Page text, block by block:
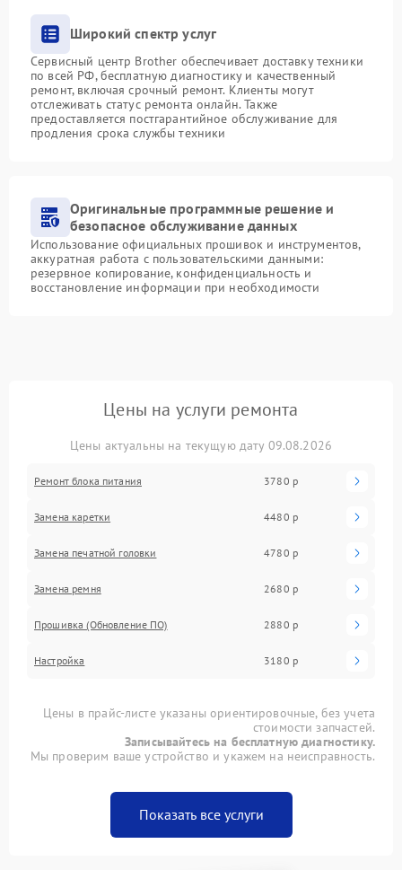
Широкий спектр услуг
Сервисный центр Brother обеспечивает доставку техники
по всей РФ, бесплатную диагностику и качественный
ремонт, включая срочный ремонт. Клиенты могут
отслеживать статус ремонта онлайн. Также
предоставляется постгарантийное обслуживание для
продления срока службы техники
Оригинальные программные решение и
безопасное обслуживание данных
Использование официальных прошивок и инструментов,
аккуратная работа с пользовательскими данными:
резервное копирование, конфиденциальность и
восстановление информации при необходимости
Цены на услуги ремонта
Цены актуальны на текущую дату 09.08.2026
Ремонт блока питания 3780 р
Замена каретки 4480 р
Замена печатной головки 4780 р
Замена ремня 2680 р
Прошивка (Обновление ПО) 2880 р
Настройка 3180 р
Цены в прайс-листе указаны ориентировочные, без учета
стоимости запчастей.
Записывайтесь на бесплатную диагностику.
Мы проверим ваше устройство и укажем на неисправность.
Показать все услуги